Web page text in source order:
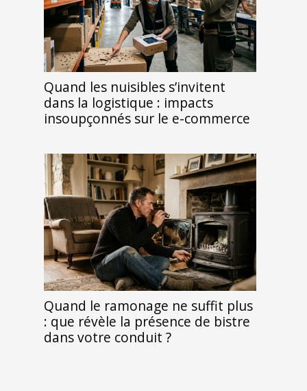
Quand les nuisibles s’invitent
dans la logistique : impacts
insoupçonnés sur le e-commerce
Quand le ramonage ne suffit plus
: que révèle la présence de bistre
dans votre conduit ?